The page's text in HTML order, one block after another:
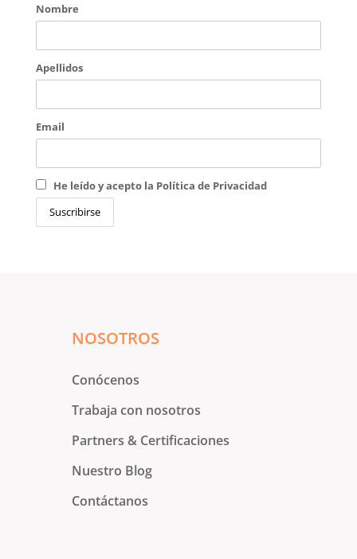
Nombre
Apellidos
Email
He leído y acepto la Política de Privacidad
NOSOTROS
Conócenos
Trabaja con nosotros
Partners & Certificaciones
Nuestro Blog
Contáctanos